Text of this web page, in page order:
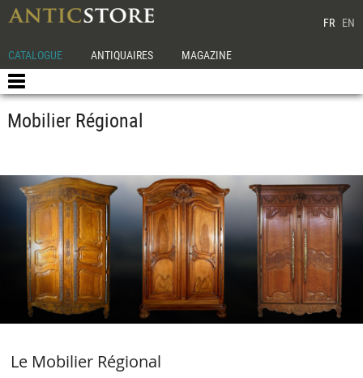
FR EN
CATALOGUE ANTIQUAIRES MAGAZINE
Mobilier Régional
Le Mobilier Régional